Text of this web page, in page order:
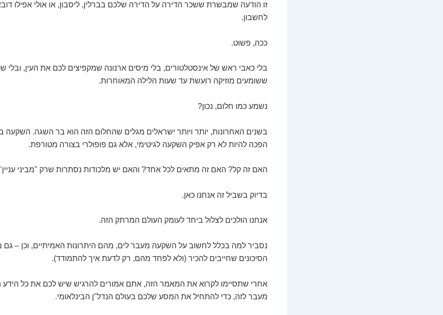
זו הודעה שמבשרת ששכר הדירה על הדירה שלכם בברלין, ליסבון, או אולי אפילו
לחשבון.
ככה, פשוט.
בלי כאבי ראש של אינסטלטורים, בלי מיסים ארנונה שמקפיצים לכם את העין, ובלי
ששומעים מוזיקה רועשת עד שעות הלילה המאוחרות.
נשמע כמו חלום, נכון?
בשנים האחרונות, יותר ויותר ישראלים מגלים שהחלום הזה הוא בר השגה. השקעה
הפכה להיות לא רק אפיק השקעה לגיטימי, אלא גם פופולרי בצורה מטורפת.
האם זה קל? האם זה מתאים לכל אחד? והאם יש מלכודות נסתרות שרק "מביני
בדיוק בשביל זה אנחנו כאן.
אנחנו הולכים לצלול ביחד לעומק העולם המרתק הזה.
נסביר למה בכלל לחשוב על השקעה מעבר לים, מהם היתרונות האמיתיים, וכן –
הסיכונים שחייבים להכיר (ולא לפחד מהם, רק לדעת איך להתמודד).
אחרי שתסיימו לקרוא את המאמר הזה, אתם אמורים להרגיש שיש לכם את כל הידע
מעבר לזה, כדי להתחיל את המסע שלכם בעולם הנדל"ן הבינלאומי.